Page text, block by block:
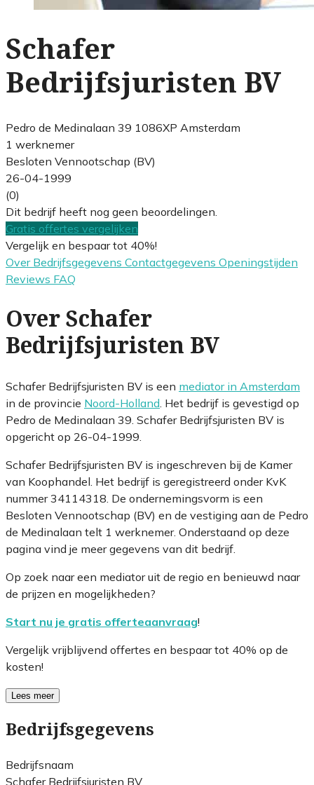
Schafer
Bedrijfsjuristen BV
Pedro de Medinalaan 39 1086XP Amsterdam
1 werknemer
Besloten Vennootschap (BV)
26-04-1999
(0)
Dit bedrijf heeft nog geen beoordelingen.
Gratis offertes vergelijken
Vergelijk en bespaar tot 40%!
Over Bedrijfsgegevens Contactgegevens Openingstijden
Reviews FAQ
Over Schafer
Bedrijfsjuristen BV
Schafer Bedrijfsjuristen BV is een mediator in Amsterdam
in de provincie Noord-Holland . Het bedrijf is gevestigd op
Pedro de Medinalaan 39. Schafer Bedrijfsjuristen BV is
opgericht op 26-04-1999.
Schafer Bedrijfsjuristen BV is ingeschreven bij de Kamer
van Koophandel. Het bedrijf is geregistreerd onder KvK
nummer 34114318. De ondernemingsvorm is een
Besloten Vennootschap (BV) en de vestiging aan de Pedro
de Medinalaan telt 1 werknemer. Onderstaand op deze
pagina vind je meer gegevens van dit bedrijf.
Op zoek naar een mediator uit de regio en benieuwd naar
de prijzen en mogelijkheden?
Start nu je gratis offerteaanvraag!
Vergelijk vrijblijvend offertes en bespaar tot 40% op de
kosten!
Lees meer
Bedrijfsgegevens
Bedrijfsnaam
Schafer Bedrijfsjuristen BV